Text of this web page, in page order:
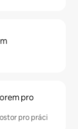
pro
pro práci